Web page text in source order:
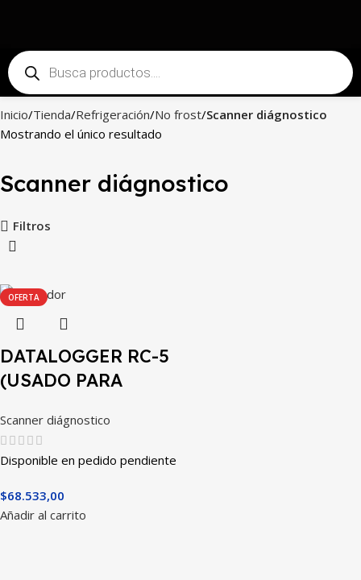
Inicio Tienda Refrigeración No frost Scanner diágnostico
Mostrando el único resultado
Scanner diágnostico
Filtros
OFERTA
DATALOGGER RC-5
(USADO PARA
BUEN
FUNCIONAMIENTO
Scanner diágnostico
Disponible en pedido pendiente
$68.533,00
Añadir al carrito